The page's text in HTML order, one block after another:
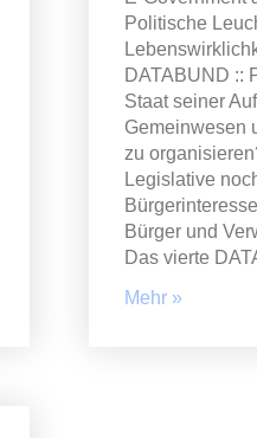
Politische
DATABUND ::
Staat seiner
Gemeinwesen
zu
Legislative
Bürger und
Das vierte
Mehr »